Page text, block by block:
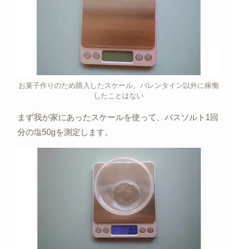
お菓子作りのため購入したスケール。バレンタイン以外に稼働
したことはない
まず我が家にあったスケールを使って、バスソルト1回
分の塩50gを測定します。